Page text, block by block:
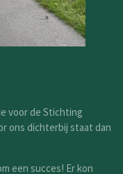
voor de Stichting
ons dichterbij staat dan
een succes! Er kon